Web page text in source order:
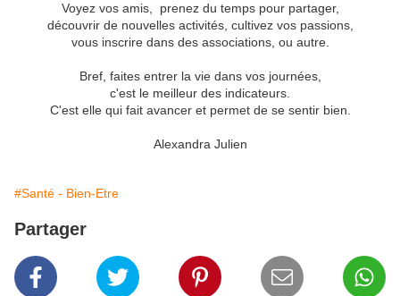
Voyez vos amis, prenez du temps pour partager,
découvrir de nouvelles activités, cultivez vos passions,
vous inscrire dans des associations, ou autre.
Bref, faites entrer la vie dans vos journées,
c'est le meilleur des indicateurs.
C'est elle qui fait avancer et permet de se sentir bien.
Alexandra Julien
#Santé - Bien-Etre
Partager